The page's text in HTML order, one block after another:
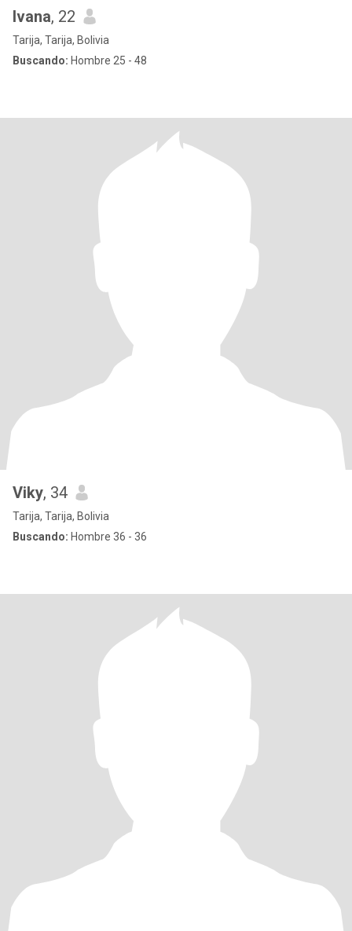
Ivana, 22
Tarija, Tarija, Bolivia
Buscando: Hombre 25 - 48
Viky, 34
Tarija, Tarija, Bolivia
Buscando: Hombre 36 - 36